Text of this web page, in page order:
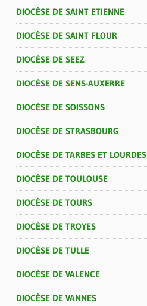
DIOCÈSE DE SAINT ETIENNE
DIOCÈSE DE SAINT FLOUR
DIOCÈSE DE SEEZ
DIOCÈSE DE SENS-AUXERRE
DIOCÈSE DE SOISSONS
DIOCÈSE DE STRASBOURG
DIOCÈSE DE TARBES ET LOURDES
DIOCÈSE DE TOULOUSE
DIOCÈSE DE TOURS
DIOCÈSE DE TROYES
DIOCÈSE DE TULLE
DIOCÈSE DE VALENCE
DIOCÈSE DE VANNES